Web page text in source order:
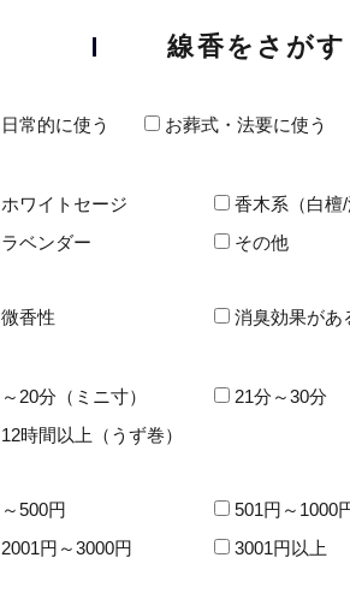
線香をさがす
日常的に使う お葬式・法要に使う
ホワイトセージ 香木系（白檀/
ラベンダー
その他
微香性 消臭効果があ
～20分（ミニ寸） 21分～30分
12時間以上（うず巻）
～500円 501円～1000
2001円～3000円
3001円以上